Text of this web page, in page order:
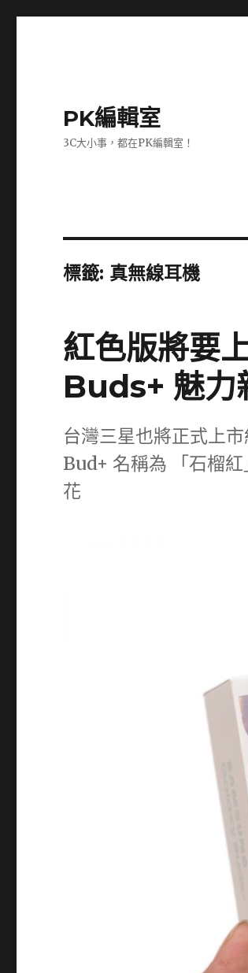
PK編輯室
3C大小事，都在PK編輯室！
標籤: 真無線耳機
紅色版將要
Buds+ 魅力
台灣三星也將正式上
Bud+ 名稱為 「石榴
花